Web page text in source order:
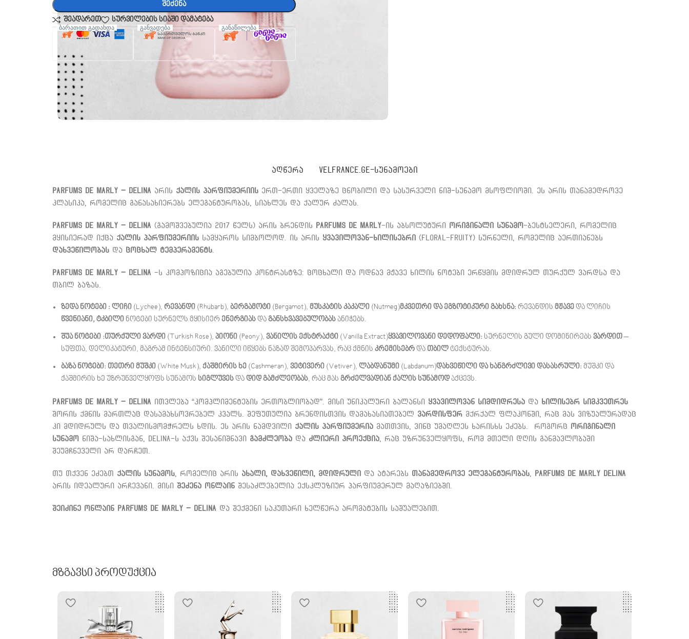
შეძენა
შეადარეთ სურვილების სიაში დამატება
ბარათით გადახდა განვადება განაწილება
ᲐᲦᲬᲔᲠᲐ VELFRANCE.GE-ᲡᲣᲜᲐᲛᲝᲔᲑᲘ
Parfums de Marly – Delina არის ქალის პარფიუმერიის ერთ-ერთი ყველაზე ცნობილი და სასურველი ნიშ-სუნამო მსოფლიოში. ეს არის თანამედროვე
კლასიკა, რომელიც განასახიერებს ელეგანტურობას, სიახლეს და ქალურ ძალას.
Parfums de Marly – Delina (გამოშვებულია 2017 წელს) არის ბრენდის Parfums de Marly-ის აბსოლუტური ორიგინალი სუნამო-ბესტსელერი, რომელიც
მყისიერად იქცა ქალის პარფიუმერიის სამყაროს სიმბოლოდ. ის არის ყვავილოვან-ხილისებრი (Floral-Fruity) სურნელი, რომელიც აერთიანებს
დახვეწილობას და ცოცხალ ტემპერამენტს
Parfums de Marly – Delina -ს კომპოზიცია აგებულია კონტრასტზე: ცოცხალი და ოდნავ მჟავე ხილის ნოტები ერწყმის მდიდრულ თურქულ ვარდსა და
თბილ ბაზას
ზედა ნოტები : ლიჩი (Lychee), რევანდი (Rhubarb), ბერგამოტი (Bergamot), მუსკატის კაკალი (Nutmeg)მკვეთრი და ეგზოტიკური გახსნა: რევანდის მჟავე და ლიჩის
წვენიანი, ტკბილი ნოტები სურნელს მყისიერ ენერგიას და განსხვავებულობას ანიჭებს.
შუა ნოტები :თურქული ვარდი (Turkish Rose), პიონი (Peony), ვანილის ექსტრაქტი (Vanilla Extract)ყვავილოვანი დედოფალი: სურნელის გული დომინირებს ვარდით–
სუფთა, დელიკატური, მაგრამ ინტენსიური. ვანილი იწყებს ნაზად შემოპარვას, რაც ქმნის კრემისებრ და თბილ ტექსტურას.
ბაზა ნოტები: თეთრი მუშკი (White Musk), ქაშმირის ხე (Cashmeran), ვეტივერი (Vetiver), ლაბდანუმი (Labdanum)დახვეწილი და ხანგრძლივი დასასრული: მუშკი და
ქაშმირის ხე უზრუნველყოფს სუნამოს სიგლუვეს და დიდ გამძლეობას, რაც მას გრძელვადიან ქალის სუნამოდ აქცევს.
Parfums de Marly – Delina ითვლება “კომპლიმენტების ერთობლიობად”. მისი უნიკალური ბალანსი ყვავილოვან სიმდიდრესა და
ხილისებრ სიმკვეთრეს
შორის ქმნის მართლაც დასამახსოვრებელ კვალს. შეფუთულია ბრენდისთვის დამახასიათებელ ვარდისფერ მქრქალ ფლაკონში, რაც მას ვიზუალურადაც
კი მდიდრულს და თვალისმომჭრელს ხდის. ეს არის ნამდვილი ქალის პარფიუმერია მათთვის, ვინც უმაღლეს ხარისხს ეძებს. როგორც ორიგინალი
სუნამო ნიშა-სახლისგან, Delina-ს აქვს შესანიშნავი გამძლეობა და ძლიერი პროექცია , რაც უზრუნველყოფს, რომ მთელი დღის განმავლობაში
შეუმჩნეველი არ დარჩეთ.
თუ თქვენ ეძებთ ქალის სუნამოს , რომელიც არის ახალი, დახვეწილი, მდიდრული და ატარებს თანამედროვე ელეგანტურობას
Parfums de Marly Delina
არის იდეალური არჩევანი. მისი შეძენა ონლაინ შესაძლებელია ექსკლუზიურ პარფიუმერულ მაღაზიებში.
შეიძინე ონლაინ Parfums de Marly – Delina და შექმენი საკუთარი ხელწერა არომატების საშუალებით.
Მზგავსი Პროდუქცია